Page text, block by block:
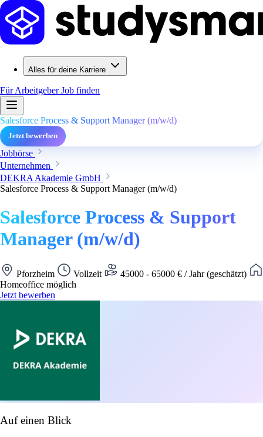
Alles für deine Karriere
Für ArbeitgeberJob finden
Salesforce Process & Support Manager (m/w/d)
Jetzt bewerben
Jobbörse
Unternehmen
DEKRA Akademie GmbH
Salesforce Process & Support Manager (m/w/d)
Salesforce Process & Support
Manager (m/w/d)
Pforzheim Vollzeit
45000 - 65000 € / Jahr (geschätzt)
Homeoffice möglich
Jetzt bewerben
Auf einen Blick